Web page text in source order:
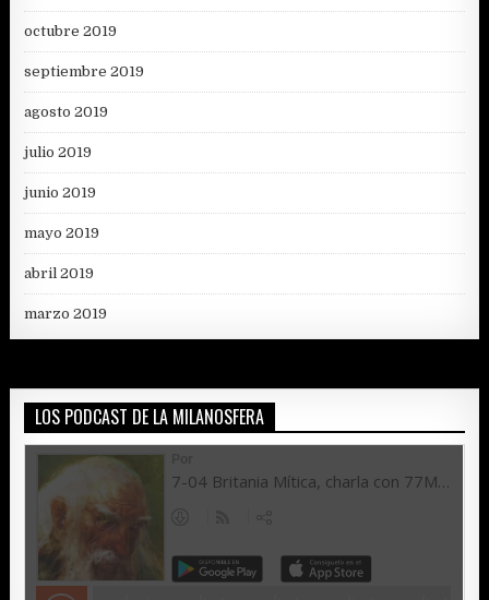
octubre 2019
septiembre 2019
agosto 2019
julio 2019
junio 2019
mayo 2019
abril 2019
marzo 2019
LOS PODCAST DE LA MILANOSFERA